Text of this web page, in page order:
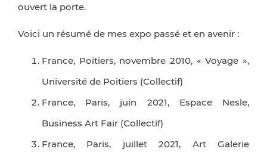
ouvert la porte.
Voici un résumé de mes expo passé et en avenir :
France, Poitiers, novembre 2010, « Voyage »,
Université de Poitiers (Collectif)
France, Paris, juin 2021, Espace Nesle,
Business Art Fair (Collectif)
France, Paris, juillet 2021, Art Galerie